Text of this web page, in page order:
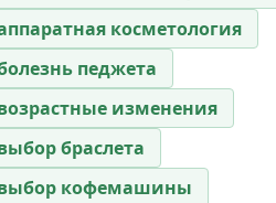
косметология
педжета
изменения
браслета
кофемашины